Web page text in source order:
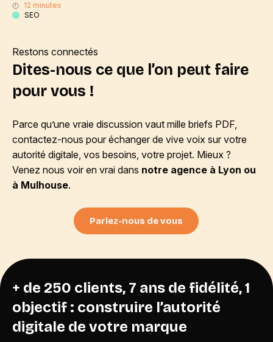
12 minutes
SEO
Restons connectés
Dites-nous ce que l’on peut faire
pour vous !
Parce qu’une vraie discussion vaut mille briefs PDF,
contactez-nous pour échanger de vive voix sur votre
autorité digitale, vos besoins, votre projet. Mieux ?
Venez nous voir en vrai dans notre agence à Lyon ou
à Mulhouse.
Parlez-nous de vous
+ de 250 clients, 7 ans de fidélité, 1
objectif : construire l’autorité
digitale de votre marque